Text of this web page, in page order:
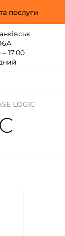
послуги
17:00
LOGIC